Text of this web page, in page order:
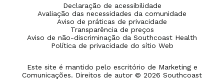
Declaração de acessibilidade
Avaliação das necessidades da comunidade
Aviso de práticas de privacidade
Transparência de preços
Aviso de não-discriminação da Southcoast Health
Política de privacidade do sítio Web
Este site é mantido pelo escritório de Marketing e
Comunicações. Direitos de autor © 2026 Southcoast